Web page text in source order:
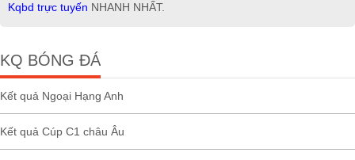
Kqbd trực tuyến NHANH NHẤT.
KQ BÓNG ĐÁ
Kết quả Ngoại Hạng Anh
Kết quả Cúp C1 châu Âu